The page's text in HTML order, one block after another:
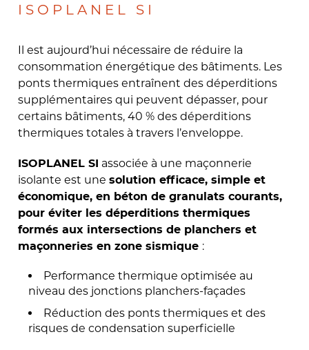
ISOPLANEL SI
Il est aujourd’hui nécessaire de réduire la
consommation énergétique des bâtiments. Les
ponts thermiques entraînent des déperditions
supplémentaires qui peuvent dépasser, pour
certains bâtiments, 40 % des déperditions
thermiques totales à travers l’enveloppe.
ISOPLANEL SI associée à une maçonnerie
isolante est unesolution efficace, simple et
économique, en béton de granulats courants,
pour éviter les déperditions thermiques
formés aux intersections de planchers et
maçonneries en zone sismique :
Performance thermique optimisée au
niveau des jonctions planchers-façades
Réduction des ponts thermiques et des
risques de condensation superficielle